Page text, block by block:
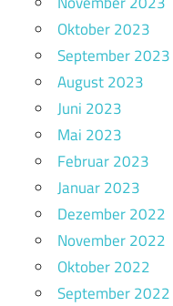
Oktober 2023
September 2023
August 2023
Juni 2023
Mai 2023
Februar 2023
Januar 2023
Dezember 2022
November 2022
Oktober 2022
September 2022